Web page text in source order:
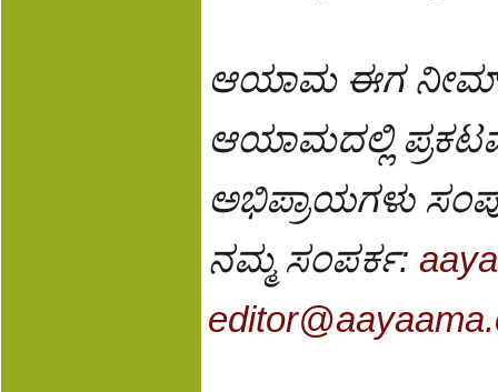
ಆಯಾಮ ಈಗ ನೀಮ್
ಆಯಾಮದಲ್ಲಿ
ಅಭಿಪ್ರಾಯಗಳು
ನಮ್ಮ ಸಂಪರ್ಕ: